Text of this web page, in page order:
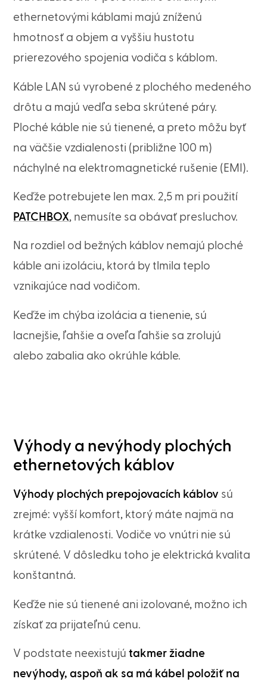
ethernetovými káblami majú zníženú
hmotnosť a objem a vyššiu hustotu
prierezového spojenia vodiča s káblom.
Káble LAN sú vyrobené z plochého medeného
drôtu a majú vedľa seba skrútené páry.
Ploché káble nie sú tienené, a preto môžu byť
na väčšie vzdialenosti (približne 100 m)
náchylné na elektromagnetické rušenie (EMI).
Keďže potrebujete len max. 2,5 m pri použití
PATCHBOX, nemusíte sa obávať presluchov.
Na rozdiel od bežných káblov nemajú ploché
káble ani izoláciu, ktorá by tlmila teplo
vznikajúce nad vodičom.
Keďže im chýba izolácia a tienenie, sú
lacnejšie, ľahšie a oveľa ľahšie sa zrolujú
alebo zabalia ako okrúhle káble.
Výhody a nevýhody plochých
ethernetových káblov
Výhody plochých prepojovacích káblov sú
zrejmé: vyšší komfort, ktorý máte najmä na
krátke vzdialenosti. Vodiče vo vnútri nie sú
skrútené. V dôsledku toho je elektrická kvalita
konštantná.
Keďže nie sú tienené ani izolované, možno ich
získať za prijateľnú cenu.
V podstate neexistujútakmer žiadne
nevýhody, aspoň ak sa má kábel položiť na